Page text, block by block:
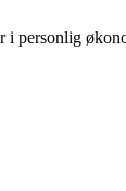
i personlig